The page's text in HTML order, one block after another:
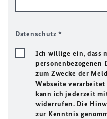
Datenschutz*
Ich willige ein, dass
personenbezogenen
zum Zwecke der
Webseite
kann ich jederzeit
widerrufen. Die
zur Kenntnis